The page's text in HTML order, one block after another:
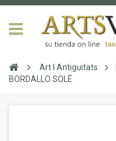
Art I Antiguitats
BORDALLO SOLÉ